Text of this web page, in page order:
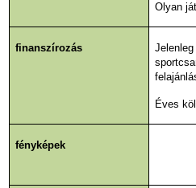
Olyan
finanszírozás
Éves
fényképek